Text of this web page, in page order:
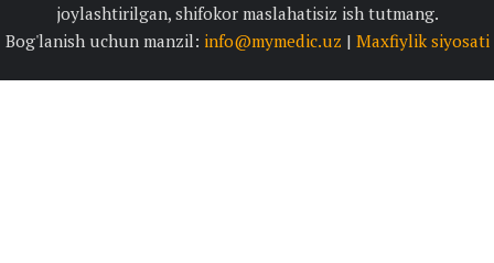
joylashtirilgan, shifokor maslahatisiz ish tutmang.
Bog'lanish uchun manzil: info@mymedic.uz | Maxfiylik siyosati